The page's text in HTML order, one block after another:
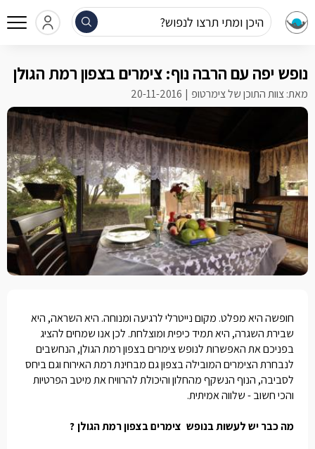
היכן ומתי תרצו לנפוש?
נופש יפה עם הרבה נוף: צימרים בצפון רמת הגולן
מאת: צוות התוכן של צימרטופ 20-11-2016
חופשה היא מפלט. מקום נייטרלי לרגיעה ומנוחה. היא השראה, היא
שבירת השגרה, היא תמיד כיפית ומוצלחת. לכן אנו שמחים להציג
בפניכם את האפשרות לנופשצימרים בצפון רמת הגולן, הנחשבים
לנבחרת הצימרים המובילה בצפון גם מבחינת רמת האירוח וגם ביחס
לסביבה, הנוף הנשקף מהחלון והיכולת להרוויח את מיטב הפרטיות
והכי חשוב - שלווה אמיתית.
מה כבר יש לעשות בנופש צימרים בצפון רמת הגולן?